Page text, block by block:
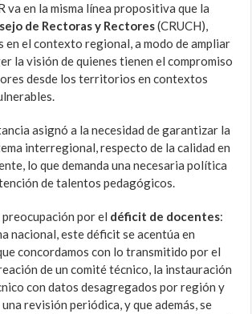
va en la misma línea propositiva que la
de Rectoras y Rectores(CRUCH),
en el contexto regional, a modo de ampliar
la visión de quienes tienen el compromiso
desde los territorios en contextos
asignó a la necesidad de garantizar la
interregional, respecto de la calidad en
lo que demanda una necesaria política
de talentos pedagógicos.
por el déficit de docentes:
nacional, este déficit se acentúa en
concordamos con lo transmitido por el
de un comité técnico, la instauración
con datos desagregados por región y
revisión periódica, y que además, se